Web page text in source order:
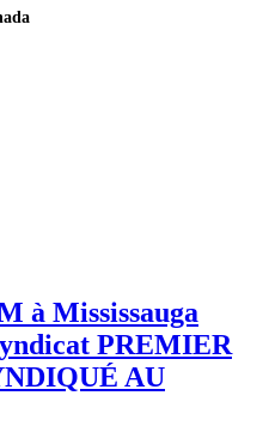
à Mississauga
PREMIER
AU